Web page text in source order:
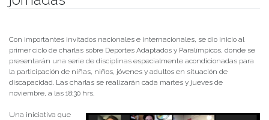
Con importantes invitados nacionales e internacionales, se dio inicio al
primer ciclo de charlas sobre Deportes Adaptados y Paralímpicos, donde se
presentarán una serie de disciplinas especialmente acondicionadas para
la participación de niñas, niños, jóvenes y adultos en situación de
discapacidad. Las charlas se realizarán cada martes y jueves de
noviembre, a las 18:30 hrs.
Una iniciativa que